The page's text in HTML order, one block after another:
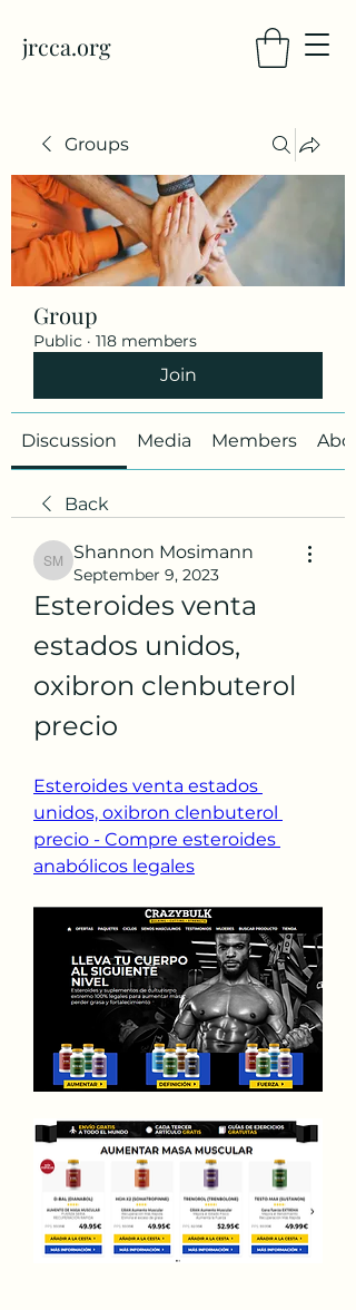
jrcca.org
Groups
Group
Public · 118 members
Join
Discussion Media Members
Back
Shannon Mosimann
Shannon Mosimann
September 9, 2023
Esteroides venta
estados unidos,
oxibron clenbuterol
precio
Esteroides venta estados
unidos, oxibron clenbuterol
precio - Compre esteroides
anabólicos legales